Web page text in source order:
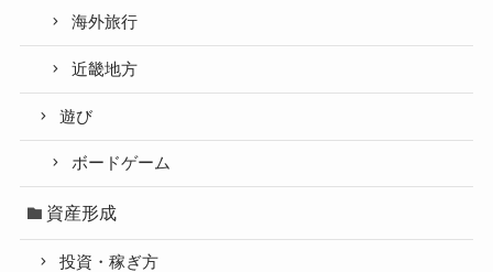
海外旅行
近畿地方
遊び
ボードゲーム
資産形成
投資・稼ぎ方